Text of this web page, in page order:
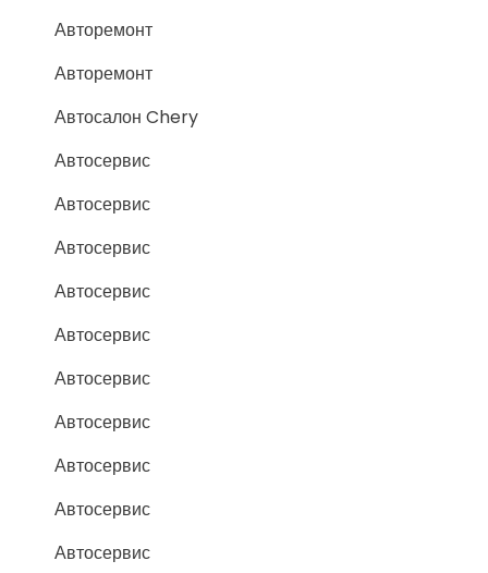
Авторемонт
Авторемонт
Автосалон Chery
Автосервис
Автосервис
Автосервис
Автосервис
Автосервис
Автосервис
Автосервис
Автосервис
Автосервис
Автосервис